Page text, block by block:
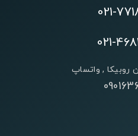
021-
021-
روبیکا , واتساپ